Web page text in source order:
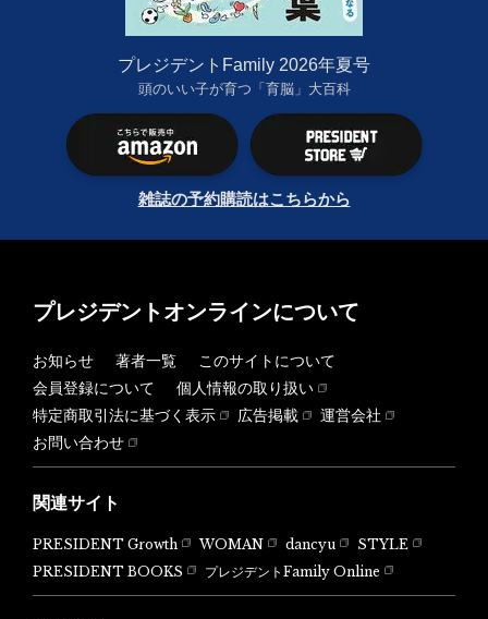
プレジデントFamily 2026年夏号
頭のいい子が育つ「育脳」大百科
雑誌の予約購読はこちらから
プレジデントオンラインについて
お知らせ 著者一覧
このサイトについて
会員登録について
個人情報の取り扱い
特定商取引法に基づく表示
広告掲載
運営会社
お問い合わせ
関連サイト
PRESIDENT Growth WOMAN dancyu
STYLE
PRESIDENT BOOKS
プレジデントFamily Online